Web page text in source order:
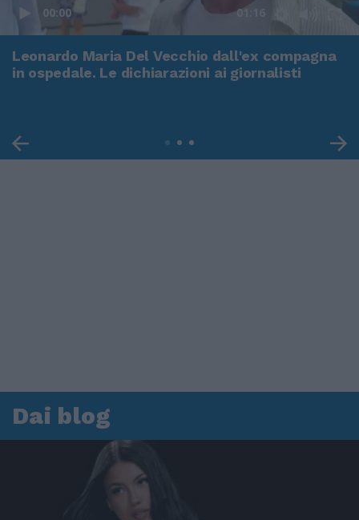
00:00 01:16
Leonardo Maria Del Vecchio dall'ex compagna
in ospedale. Le dichiarazioni ai giornalisti
Dai blog